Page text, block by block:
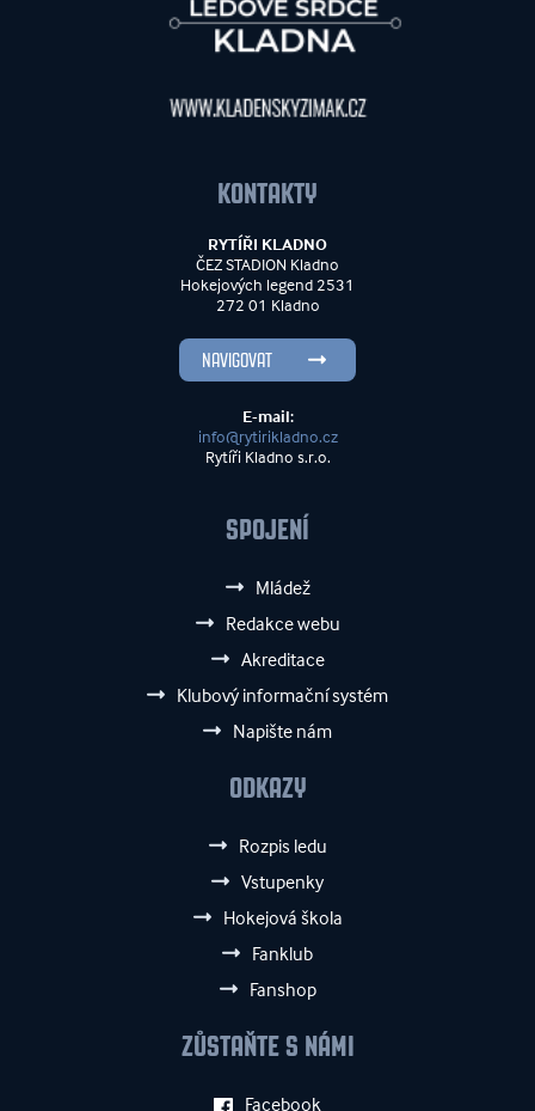
KONTAKTY
RYTÍŘI KLADNO
ČEZ STADION Kladno
Hokejových legend 2531
272 01 Kladno
NAVIGOVAT
E-mail:
info@rytirikladno.cz
Rytíři Kladno s.r.o.
SPOJENÍ
Mládež
Redakce webu
Akreditace
Klubový informační systém
Napište nám
ODKAZY
Rozpis ledu
Vstupenky
Hokejová škola
Fanklub
Fanshop
ZŮSTAŇTE S NÁMI
Facebook